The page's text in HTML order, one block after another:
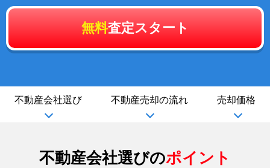
無料査定スタート
不動産会社選び 不動産売却の流れ 売却価格
不動産会社選びのポイント